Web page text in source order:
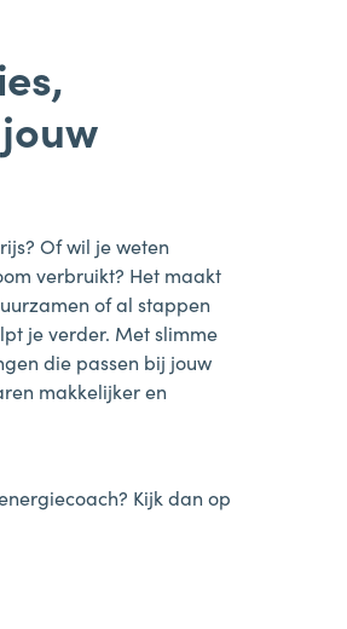
Of wil je weten
verbruikt? Het maakt
of al stappen
je verder. Met slimme
die passen bij jouw
makkelijker en
Kijk dan op